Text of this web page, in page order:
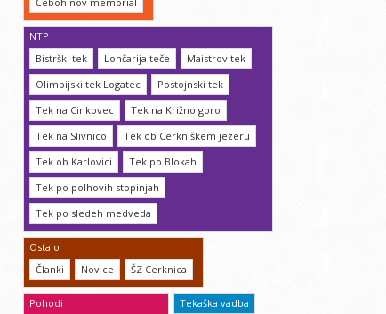
NTP
Bistrški tek
Lončarija teče
Maistrov tek
Olimpijski tek Logatec
Postojnski tek
Tek na Cinkovec
Tek na Križno goro
Tek na Slivnico
Tek ob Cerkniškem jezeru
Tek ob Karlovici
Tek po Blokah
Tek po polhovih stopinjah
Tek po sledeh medveda
Ostalo
Članki
Novice ŠZ Cerknica
Pohodi Tekaška vadba